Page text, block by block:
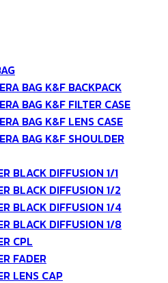
BAG K&F BACKPACK
BAG K&F FILTER CASE
BAG K&F LENS CASE
BAG K&F SHOULDER
BLACK DIFFUSION 1/1
BLACK DIFFUSION 1/2
BLACK DIFFUSION 1/4
BLACK DIFFUSION 1/8
CPL
FADER
LENS CAP